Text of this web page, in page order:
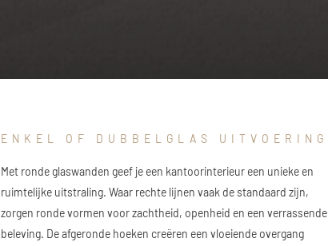
ENKEL OF DUBBELGLAS UITVOERING
Met ronde glaswanden geef je een kantoorinterieur een unieke en
ruimtelijke uitstraling. Waar rechte lijnen vaak de standaard zijn,
zorgen ronde vormen voor zachtheid, openheid en een verrassende
beleving. De afgeronde hoeken creëren een vloeiende overgang